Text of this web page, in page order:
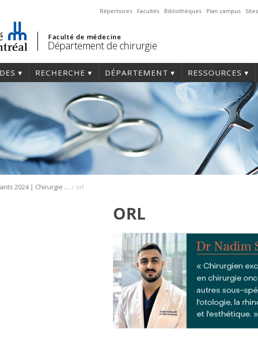
Répertoires Facultés Bibliothèques Plan campus
Faculté de médecine
Département de chirurgie
RECHERCHE DÉPARTEMENT RESSOURCES
Finissants 2024 | Chirurgie ORL et cervico-faciale / orl
ORL